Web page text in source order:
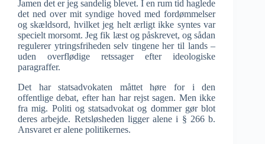
Jamen det er jeg sandelig blevet. I en rum tid haglede
det ned over mit syndige hoved med fordømmelser
og skældsord, hvilket jeg helt ærligt ikke syntes var
specielt morsomt. Jeg fik læst og påskrevet, og sådan
regulerer ytringsfriheden selv tingene her til lands –
uden overflødige retssager efter ideologiske
paragraffer.
Det har statsadvokaten måttet høre for i den
offentlige debat, efter han har rejst sagen. Men ikke
fra mig. Politi og statsadvokat og dommer gør blot
deres arbejde. Retsløsheden ligger alene i § 266 b.
Ansvaret er alene politikernes.